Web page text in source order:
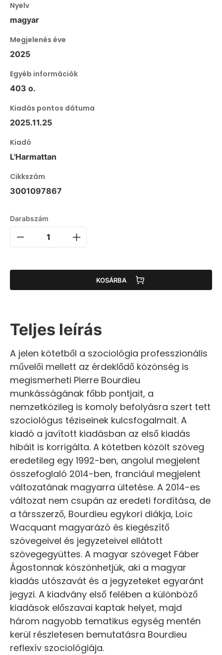
Nyelv
magyar
Megjelenés éve
2025
Egyéb információk
403 o.
Kiadás pontos dátuma
2025.11.25
Kiadó
L'Harmattan
Cikkszám
3001097867
Darabszám
KOSÁRBA
Teljes leírás
A jelen kötetből a szociológia professzionális
művelői mellett az érdeklődő közönség is
megismerheti Pierre Bourdieu
munkásságának főbb pontjait, a
nemzetközileg is komoly befolyásra szert tett
szociológus téziseinek kulcsfogalmait. A
kiadó a javított kiadásban az első kiadás
hibáit is korrigálta. A kötetben közölt szöveg
eredetileg egy 1992-ben, angolul megjelent
összefoglaló 2014-ben, franciául megjelent
változatának magyarra ültetése. A 2014-es
változat nem csupán az eredeti fordítása, de
a társszerző, Bourdieu egykori diákja, Loïc
Wacquant magyarázó és kiegészítő
szövegeivel és jegyzeteivel ellátott
szövegegyüttes. A magyar szöveget Fáber
Ágostonnak köszönhetjük, aki a magyar
kiadás utószavát és a jegyzeteket egyaránt
jegyzi. A kiadvány első felében a különböző
kiadások előszavai kaptak helyet, majd
három nagyobb tematikus egység mentén
kerül részletesen bemutatásra Bourdieu
reflexív szociológiája.